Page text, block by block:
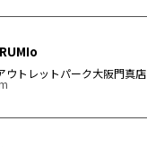
ウトレットパーク大阪門真店